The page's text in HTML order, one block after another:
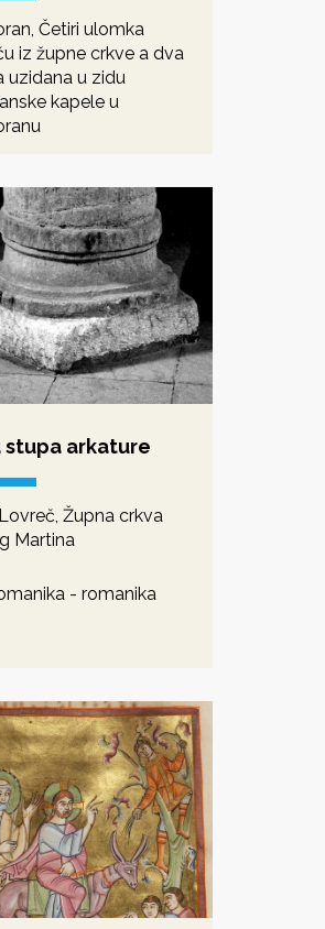
Četiri ulomka
iz župne crkve a dva
uzidana u zidu
kapele u
stupa arkature
Župna crkva
Martina
- romanika